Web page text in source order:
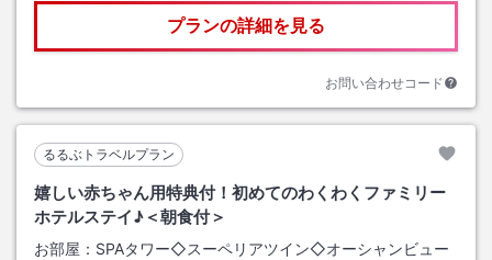
プランの詳細を見る
お問い合わせコード
るるぶトラベルプラン
嬉しい赤ちゃん用特典付！初めてのわくわくファミリー
ホテルステイ♪＜朝食付＞
お部屋： SPAタワー◇スーペリアツイン◇オーシャンビュー